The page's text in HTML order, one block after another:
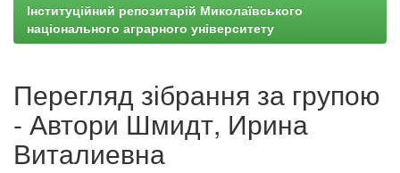
Інституційний репозитарій Миколаївського
національного аграрного університету
Перегляд зібрання за групою
- Автори Шмидт, Ирина
Виталиевна